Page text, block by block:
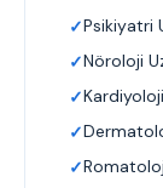
Psikiyatri
Nöroloji